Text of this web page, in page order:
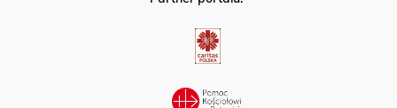
Partner portalu: